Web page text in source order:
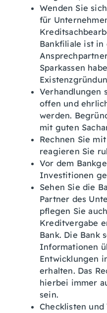
Wenden Sie
für
Bankfiliale ist in
Sparkassen
Verhandlungen
offen und
werden.
mit guten
Rechnen Sie
reagieren Sie
Vor dem
Investitionen
Sehen Sie die
Partner des
pflegen Sie
Kreditvergabe
Bank. Die Bank
Informationen
Entwicklungen
erhalten. Das
hierbei immer
sein.
Checklisten